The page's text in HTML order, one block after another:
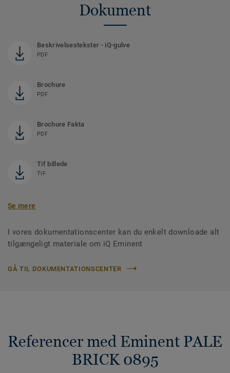
Dokument
Beskrivelsestekster - iQ-gulve
PDF
Brochure
PDF
Brochure Fakta
PDF
Tif billede
TIF
Se mere
I vores dokumentationscenter kan du enkelt downloade alt
tilgængeligt materiale om iQ Eminent
GÅ TIL DOKUMENTATIONSCENTER
Referencer med Eminent PALE
BRICK 0895